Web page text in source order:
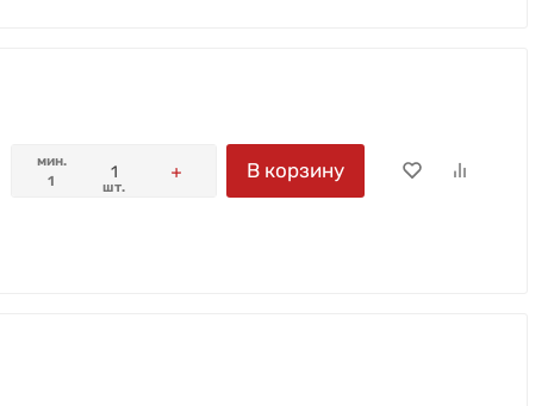
мин.
1
шт.
В корзину